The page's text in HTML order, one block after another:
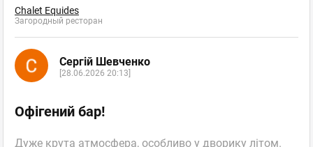
Chalet Equides
Загородный ресторан
Сергій Шевченко
[28.06.2026 20:13]
Офігений бар!
Дуже крута атмосфера, особливо у дворику літом.